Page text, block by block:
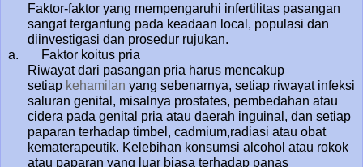
Faktor-faktor yang mempengaruhi infertilitas pasangan
sangat tergantung pada keadaan local, populasi dan
diinvestigasi dan prosedur rujukan.
a. Faktor koitus pria
Riwayat dari pasangan pria harus mencakup
setiap kehamilan yang sebenarnya, setiap riwayat infeksi
saluran genital, misalnya prostates, pembedahan atau
cidera pada genital pria atau daerah inguinal, dan setiap
paparan terhadap timbel, cadmium,radiasi atau obat
kematerapeutik. Kelebihan konsumsi alcohol atau rokok
atau paparan yang luar biasa terhadap panas